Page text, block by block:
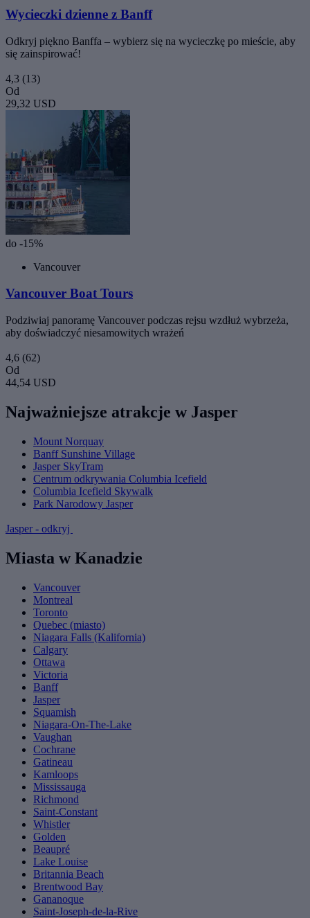
Wycieczki dzienne z Banff
Odkryj piękno Banffa – wybierz się na wycieczkę po mieście, aby
się zainspirować!
4,3 (13)
Od
29,32 USD
do -15%
Vancouver
Vancouver Boat Tours
Podziwiaj panoramę Vancouver podczas rejsu wzdłuż wybrzeża,
aby doświadczyć niesamowitych wrażeń
4,6 (62)
Od
44,54 USD
Najważniejsze atrakcje w Jasper
Mount Norquay
Banff Sunshine Village
Jasper SkyTram
Centrum odkrywania Columbia Icefield
Columbia Icefield Skywalk
Park Narodowy Jasper
Jasper - odkryj
Miasta w Kanadzie
Vancouver
Montreal
Toronto
Quebec (miasto)
Niagara Falls (Kalifornia)
Calgary
Ottawa
Victoria
Banff
Jasper
Squamish
Niagara-On-The-Lake
Vaughan
Cochrane
Gatineau
Kamloops
Mississauga
Richmond
Saint-Constant
Whistler
Golden
Beaupré
Lake Louise
Britannia Beach
Brentwood Bay
Gananoque
Saint-Joseph-de-la-Rive